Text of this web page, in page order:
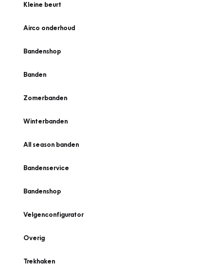
Kleine beurt
Airco onderhoud
Bandenshop
Banden
Zomerbanden
Winterbanden
All season banden
Bandenservice
Bandenshop
Velgenconfigurator
Overig
Trekhaken